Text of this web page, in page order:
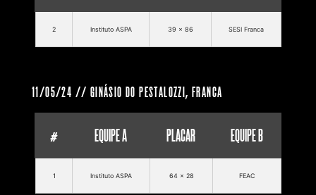
2 Instituto ASPA 39 x 86 SESI Franca
11/05/24 // GINÁSIO DO PESTALOZZI, FRANCA
# EQUIPE A PLACAR EQUIPE B
1 Instituto ASPA 64 x 28 FEAC